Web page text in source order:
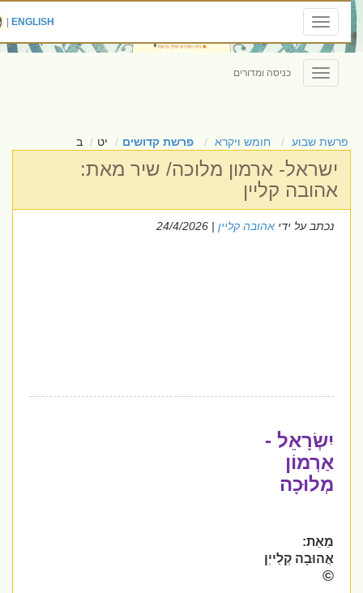
Toggle
navigation
ENGLISH
|
Toggle
navigation
כניסה ומדורים
פרשת שבוע חומש ויקרא פרשת קדושים יט ב
ישראל- ארמון מלוכה/ שיר מאת:
אהובה קליין
נכתב על ידיאהובה קליין| 24/4/2026
יִשְׂרָאֵל -
אַרְמוֹן
מְלוּכָה
מֵאֵת:
אֲהוּבָה קְלַייְן